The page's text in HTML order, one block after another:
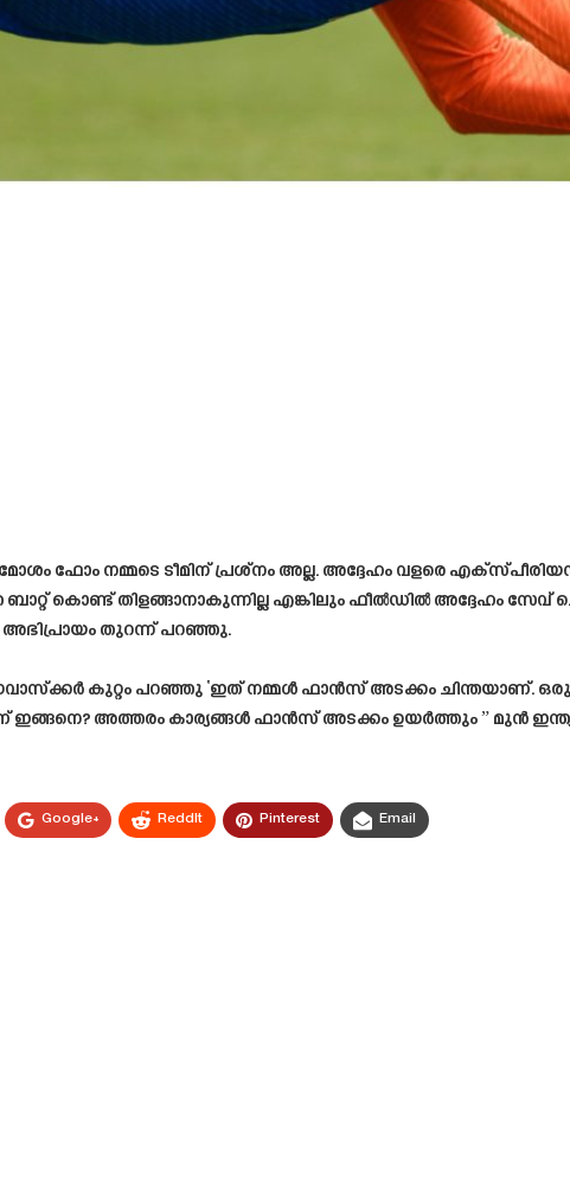
ഫോം നമ്മടെ ടീമിന് പ്രശ്നം അല്ല. അദ്ദേഹം വളരെ
കൊണ്ട് തിളങ്ങാനാകുന്നില്ല എങ്കിലും ഫീൽഡിൽ അദ്ദേഹം സേവ്
തുറന്ന് പറഞ്ഞു.
കുറ്റം പറഞ്ഞു ‘ഇത് നമ്മൾ ഫാൻസ്‌ അടക്കം ചിന്തയാണ്. ഒരു
അത്തരം കാര്യങ്ങൾ ഫാൻസ്‌ അടക്കം ഉയർത്തും ” മുൻ ഇന്ത്യൻ
Google+ ReddIt Pinterest Email